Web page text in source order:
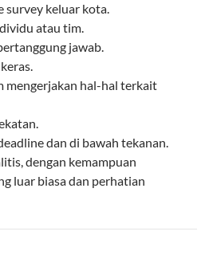
survey keluar kota.
atau tim.
jawab.
mengerjakan hal-hal terkait
dan di bawah tekanan.
dengan kemampuan
luar biasa dan perhatian